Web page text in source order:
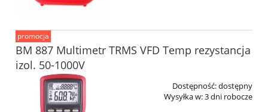
BM 887 Multimetr TRMS VFD Temp rezystancja
izol. 50-1000V
Dostępność:dostępny
Wysyłka w:3 dni robocze
promocja